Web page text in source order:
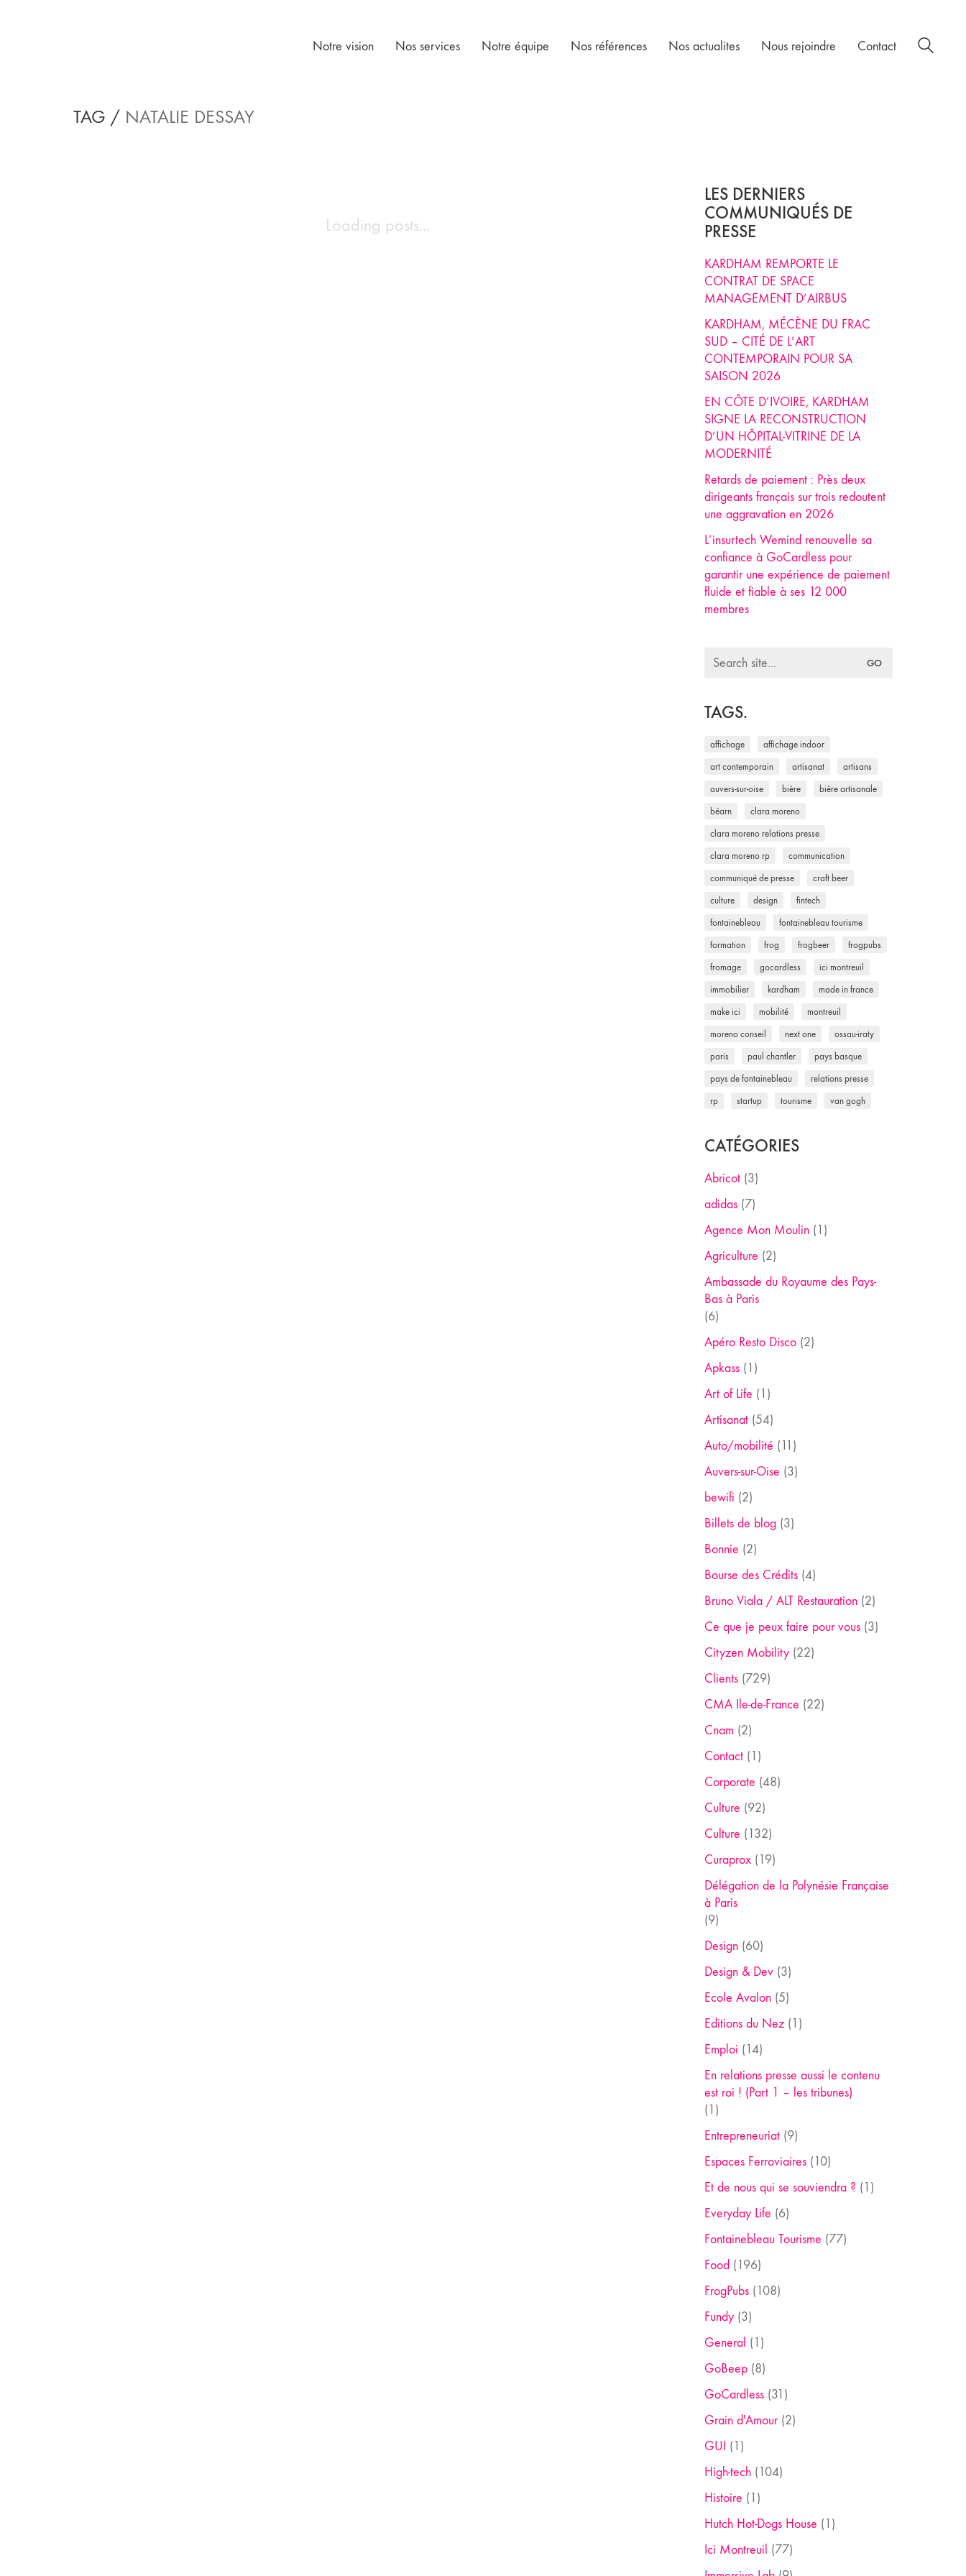
Notre vision Nos services Notre équipe Nos références Nos actualites Nous rejoindre Contact
TAG / NATALIE DESSAY
Loading posts...
LES DERNIERS
COMMUNIQUÉS DE
PRESSE
KARDHAM REMPORTE LE
CONTRAT DE SPACE
MANAGEMENT D’AIRBUS
KARDHAM, MÉCÈNE DU FRAC
SUD – CITÉ DE L’ART
CONTEMPORAIN POUR SA
SAISON 2026
EN CÔTE D’IVOIRE, KARDHAM
SIGNE LA RECONSTRUCTION
D’UN HÔPITAL-VITRINE DE LA
MODERNITÉ
Retards de paiement : Près deux
dirigeants français sur trois redoutent
une aggravation en 2026
L’insurtech Wemind renouvelle sa
confiance à GoCardless pour
garantir une expérience de paiement
fluide et fiable à ses 12 000
membres
Search
TAGS.
affichage affichage indoor
art contemporain artisanat artisans
auvers-sur-oise bière bière artisanale
béarn clara moreno
clara moreno relations presse
clara moreno rp communication
communiqué de presse craft beer
culture design fintech
fontainebleau fontainebleau tourisme
formation frog frogbeer frogpubs
fromage gocardless ici montreuil
immobilier kardham made in france
make ici mobilité montreuil
moreno conseil next one ossau-iraty
paris paul chantler pays basque
pays de fontainebleau relations presse
rp startup tourisme van gogh
CATÉGORIES
Abricot(3)
adidas(7)
Agence Mon Moulin(1)
Agriculture (2)
Ambassade du Royaume des Pays-
Bas à Paris
(6)
Apéro Resto Disco(2)
Apkass(1)
Art of Life (1)
Artisanat(54)
Auto/mobilité (11)
Auvers-sur-Oise (3)
bewifi (2)
Billets de blog(3)
Bonnie (2)
Bourse des Crédits(4)
Bruno Viala / ALT Restauration(2)
Ce que je peux faire pour vous(3)
Cityzen Mobility(22)
Clients(729)
CMA Ile-de-France (22)
Cnam (2)
Contact(1)
Corporate (48)
Culture (92)
Culture (132)
Curaprox(19)
Délégation de la Polynésie Française
à Paris
(9)
Design(60)
Design & Dev(3)
Ecole Avalon(5)
Editions du Nez(1)
Emploi (14)
En relations presse aussi le contenu
est roi ! (Part 1 – les tribunes)
(1)
Entrepreneuriat(9)
Espaces Ferroviaires(10)
Et de nous qui se souviendra ? (1)
Everyday Life (6)
Fontainebleau Tourisme (77)
Food (196)
FrogPubs(108)
Fundy(3)
General (1)
GoBeep(8)
GoCardless(31)
Grain d'Amour(2)
GUI (1)
High-tech(104)
Histoire (1)
Hutch Hot-Dogs House (1)
Ici Montreuil (77)